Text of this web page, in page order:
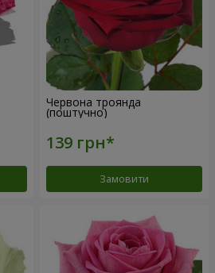
Червона троянда
(поштучно)
Замовити